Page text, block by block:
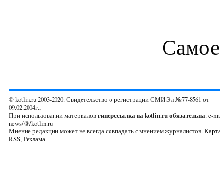
© kotlin.ru 2003-2020. Свидетельство о регистрации СМИ Эл №77-8561 от
09.02.2004г.,
При использовании материаловгиперссылка на kotlin.ru обязательна. e-
news/@/kotlin.ru
Мнение редакции может не всегда совпадать с мнением журналистов.
RSS,Реклама